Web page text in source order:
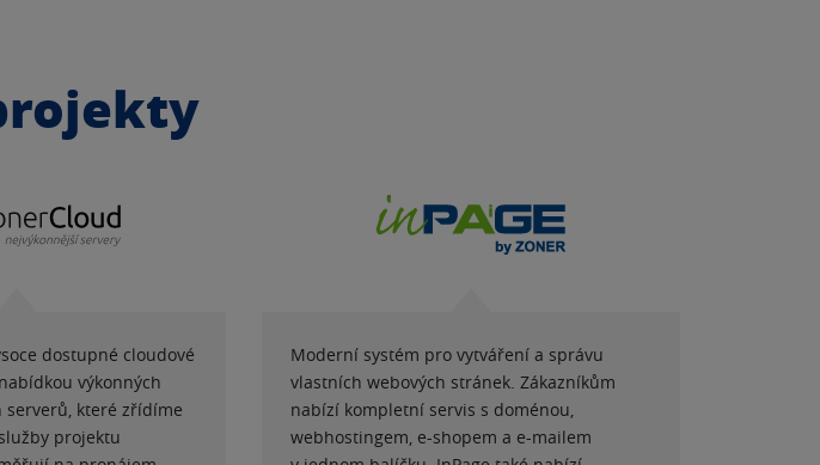
dostupné cloudové
výkonných
které zřídíme
projektu
Moderní systém pro vytváření a správu
vlastních webových stránek. Zákazníkům
nabízí kompletní servis s doménou,
webhostingem, e-shopem a e-mailem